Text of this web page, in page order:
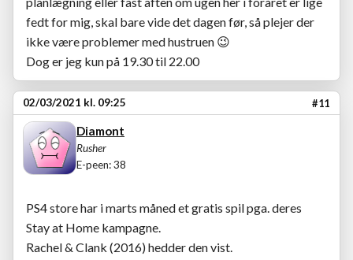
fedt for mig, skal bare vide det dagen før, så plejer der
ikke være problemer med hustruen 😉
Dog er jeg kun på 19.30 til 22.00
02/03/2021 kl. 09:25 #11
Diamont
Rusher
E-peen: 38
PS4 store har i marts måned et gratis spil pga. deres
Stay at Home kampagne.
Rachel & Clank (2016) hedder den vist.